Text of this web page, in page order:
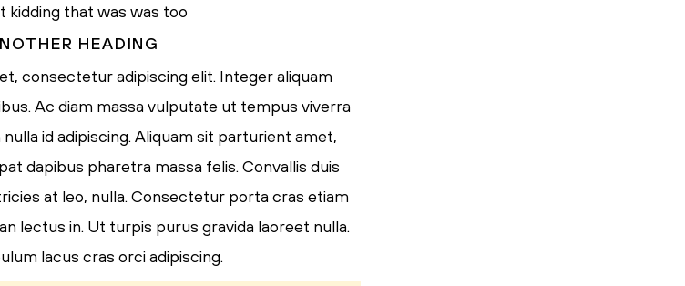
kidding that was was too
HEADING
consectetur adipiscing elit. Integer aliquam
Ac diam massa vulputate ut tempus viverra
id adipiscing. Aliquam sit parturient amet,
dapibus pharetra massa felis. Convallis duis
at leo, nulla. Consectetur porta cras etiam
lectus in. Ut turpis purus gravida laoreet nulla.
lacus cras orci adipiscing.